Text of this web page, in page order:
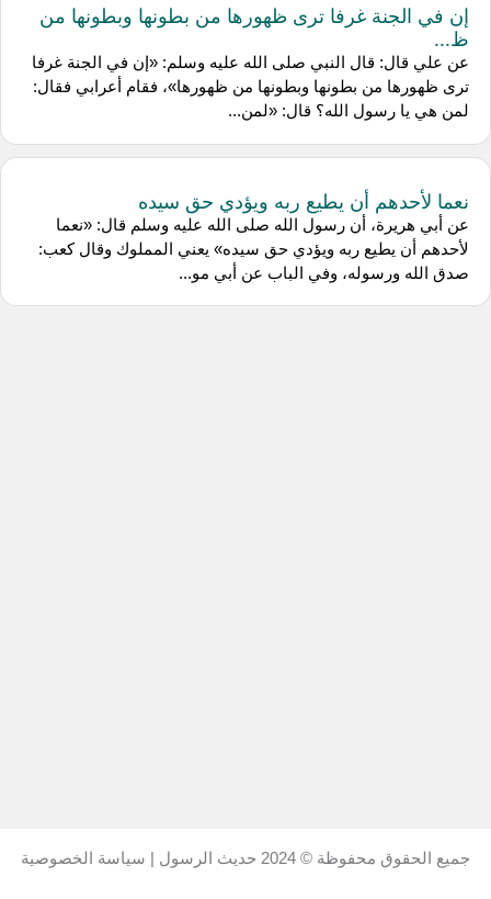
إن في الجنة غرفا ترى ظهورها من بطونها وبطونها من
ظ...
عن علي قال: قال النبي صلى الله عليه وسلم: «إن في الجنة غرفا
ترى ظهورها من بطونها وبطونها من ظهورها»، فقام أعرابي فقال:
لمن هي يا رسول الله؟ قال: «لمن...
نعما لأحدهم أن يطيع ربه ويؤدي حق سيده
عن أبي هريرة، أن رسول الله صلى الله عليه وسلم قال: «نعما
لأحدهم أن يطيع ربه ويؤدي حق سيده» يعني المملوك وقال كعب:
صدق الله ورسوله، وفي الباب عن أبي مو...
جميع الحقوق محفوظة © 2024 حديث الرسول | سياسة الخصوصية